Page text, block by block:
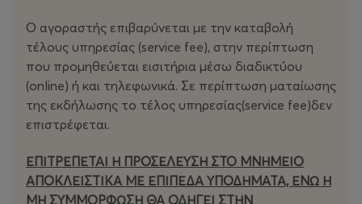
αριστούργημα.
Γκούσταφ Μάλερ (1860-1911)
Χιλίων»)
Ο αγοραστής επιβαρύνεται με την καταβολή
τέλους υπηρεσίας (service fee), στην περίπτωση
που προμηθεύεται εισιτήρια μέσω διαδικτύου
(οnline) ή και τηλεφωνικά. Σε περίπτωση ματαίωσης
της εκδήλωσης το τέλος υπηρεσίας(service fee)δεν
επιστρέφεται.
ΕΠΙΤΡΕΠΕΤΑΙ Η ΠΡΟΣΕΛΕΥΣΗ ΣΤΟ ΜΝΗΜΕΙΟ
ΑΠΟΚΛΕΙΣΤΙΚΑ ΜΕ ΕΠΙΠΕΔΑ ΥΠΟΔΗΜΑΤΑ, ΕΝΩ Η
ΜΗ ΣΥΜΜΟΡΦΩΣΗ ΘΑ ΟΔΗΓΕΙ ΣΤΗΝ